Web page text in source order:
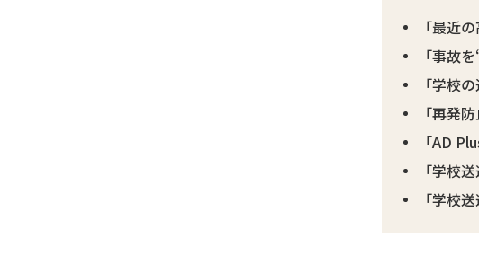
「最近
「事故
「学校
「再発
「AD
「学校
「学校